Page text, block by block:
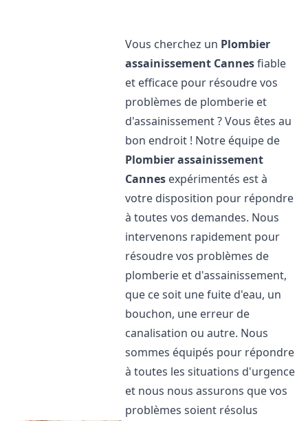
Vous cherchez un Plombier
assainissement Cannesfiable
et efficace pour résoudre vos
problèmes de plomberie et
d'assainissement ? Vous êtes au
bon endroit ! Notre équipe de
Plombier assainissement
Cannes expérimentés est à
votre disposition pour répondre
à toutes vos demandes. Nous
intervenons rapidement pour
résoudre vos problèmes de
plomberie et d'assainissement,
que ce soit une fuite d'eau, un
bouchon, une erreur de
canalisation ou autre. Nous
sommes équipés pour répondre
à toutes les situations d'urgence
et nous nous assurons que vos
problèmes soient résolus